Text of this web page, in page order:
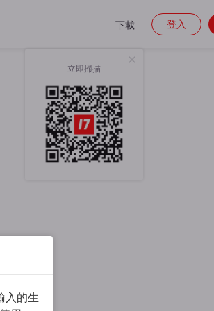
下載
立即掃描
登入
入的生